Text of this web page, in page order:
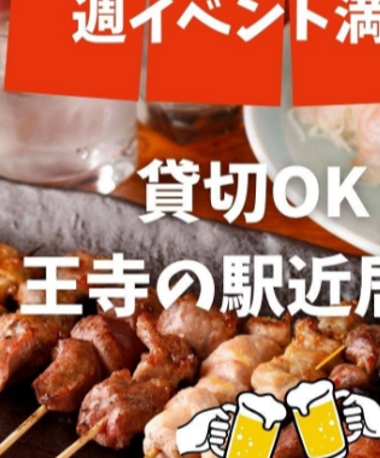
一覧に戻る
関連タグ
#コース #忘年会 #王寺 #海鮮